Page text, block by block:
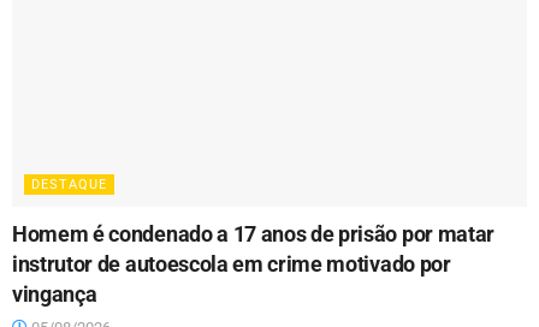
DESTAQUE
Homem é condenado a 17 anos de prisão por matar
instrutor de autoescola em crime motivado por
vingança